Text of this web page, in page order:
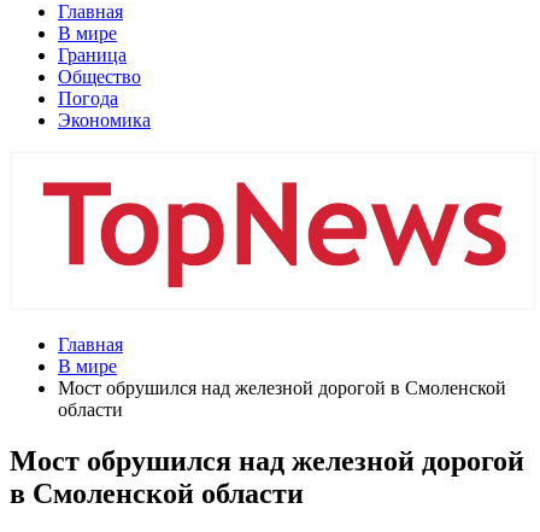
Главная
В мире
Граница
Общество
Погода
Экономика
Главная
В мире
Мост обрушился над железной дорогой в Смоленской
области
Мост обрушился над железной дорогой
в Смоленской области